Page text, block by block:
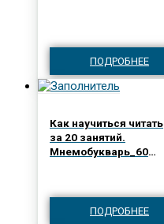
ПОДРОБНЕЕ
Как научиться читать
за 20 занятий.
Мнемобукварь_60
ПОДРОБНЕЕ